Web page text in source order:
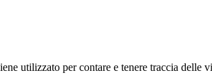
utilizzato per contare e tenere traccia delle